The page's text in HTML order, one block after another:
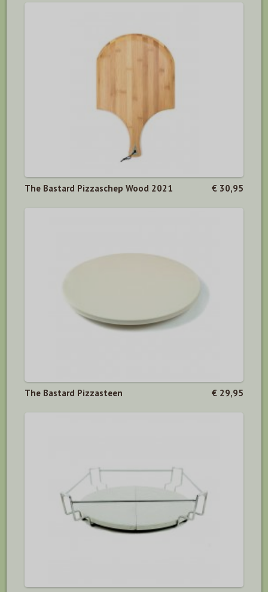
The Bastard Pizzaschep Wood 2021 € 30,95
The Bastard Pizzasteen € 29,95